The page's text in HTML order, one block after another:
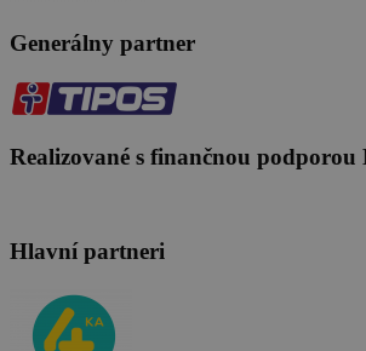
Generálny partner
Realizované s finančnou
Hlavní partneri